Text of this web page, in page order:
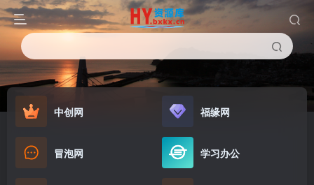
中创网 福缘网
冒泡网 学习办公